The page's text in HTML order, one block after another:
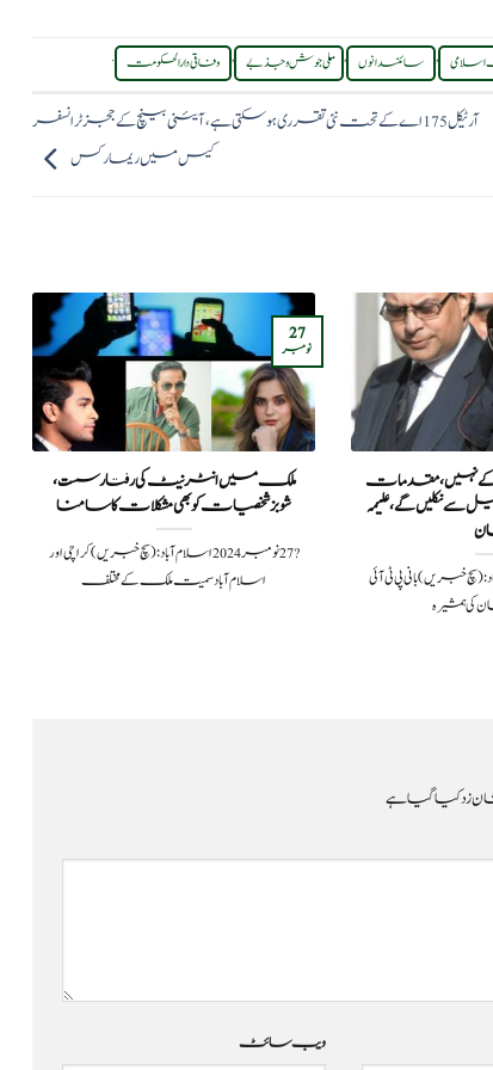
, سائنسدانوں , ملی جوش و جذبے , وفاقی دارالحکومت .
آرٹیکل 175 اے کے تحت نئی تقرری ہو سکتی ہے، آئینی بینچ کے ججز ٹرانسفر
کیس میں ریمارکس
نہیں، مقدمات
نکلیں گے، علیمہ
آباد: (سچ خبریں) بانی پی ٹی آئی
ہمشیرہ
ملک میں انٹرنیٹ کی رفتار سست،
شوبز شخصیات کو بھی مشکلات کا سامنا
?️ 27 نومبر 2024اسلام آباد: (سچ خبریں) کراچی اور
اسلام آباد سمیت ملک کے مختلف
27
نومبر
زد کیا گیا ہے
ویب‌ سائٹ